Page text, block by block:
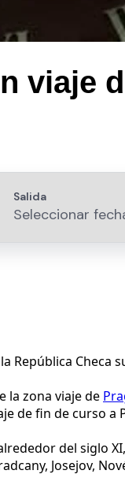
viaje
Checa
la zona viaje de
de fin de curso
del siglo
Josejov,